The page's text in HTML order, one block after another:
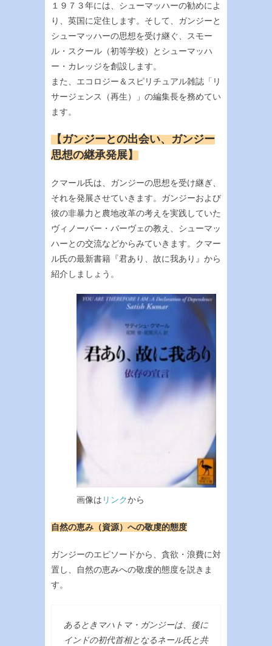
１９７３年には、シューマッハーの勧めによ
り、英国に定住します。そして、ガンジーと
シューマッハーの思想を受け継ぐ、スモー
ル・スクール（初等学校）とシューマッハ
ー・カレッジを創設します。
また、エコロジー＆スピリチュアル雑誌「リ
サージェンス（再生）」の編集長を務めてい
ます。
【ガンジーとの出会い、ガンジー
思想の継承発展】
クマール氏は、ガンジーの思想を受け継ぎ、
それを発展させていきます。ガンジーおよび
彼の非暴力と農地改革の考えを実践していた
ヴィノーバー・バーヴェの教え、シューマッ
ハーとの交流などからみていきます。クマー
ル氏の最新書籍『君あり、故に我あり』から
紹介しましょう。
画像は リンクから
自然の恵み（資源）への敬虔的態度
ガンジーのエピソードから、貪欲・浪費に対
置し、自然の恵みへの敬虔的態度を説きま
す。
あるときマハトマ・ガンジーは、後に
インドの初代首相となるネール氏と共